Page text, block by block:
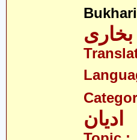
Bukhari
بخاری
ادیان